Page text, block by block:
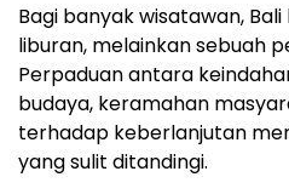
Bagi banyak wisatawan,
liburan, melainkan sebuah
Perpaduan antara
budaya, keramahan
terhadap keberlanjutan
yang sulit ditandingi.